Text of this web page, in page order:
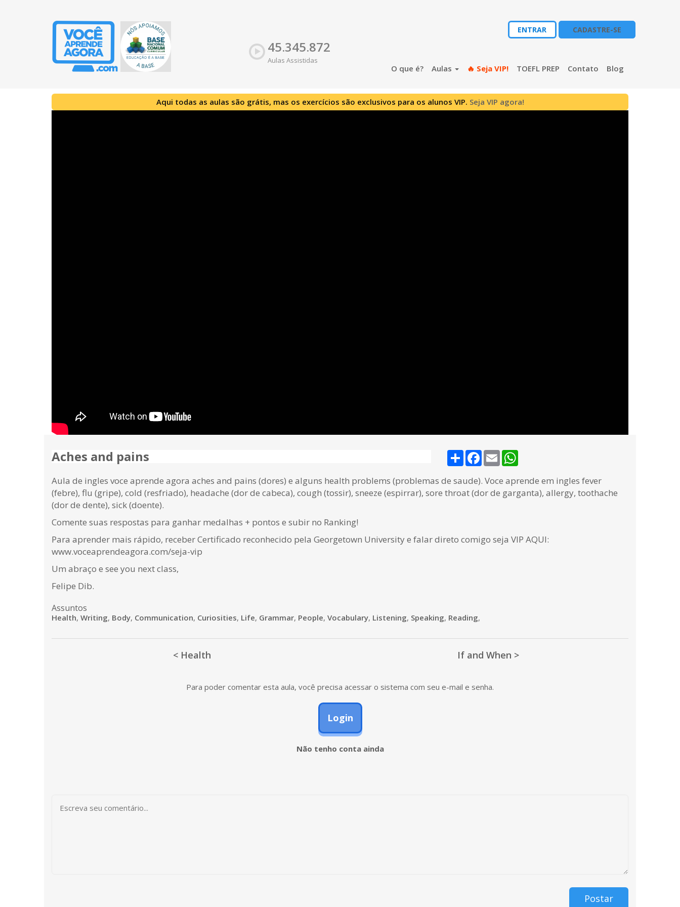
ENTRAR CADASTRE-SE
45.345.872
Aulas Assistidas
O que é? Aulas 🔥 Seja VIP! TOEFL PREP Contato Blog
Aqui todas as aulas são grátis, mas os exercícios são exclusivos para os alunos VIP. Seja VIP agora!
Aches and pains Share Facebook
Email
Aula de ingles voce aprende agora aches and pains (dores) e alguns health problems (problemas de saude). Voce aprende em ingles fever
(febre), flu (gripe), cold (resfriado), headache (dor de cabeca), cough (tossir), sneeze (espirrar), sore throat (dor de garganta), allergy, toothache
(dor de dente), sick (doente).
Comente suas respostas para ganhar medalhas + pontos e subir no Ranking!
Para aprender mais rápido, receber Certificado reconhecido pela Georgetown University e falar direto comigo seja VIP AQUI:
www.voceaprendeagora.com/seja-vip
Um abraço e see you next class,
Felipe Dib.
Assuntos
Health, Writing, Body, Communication, Curiosities, Life, Grammar, People, Vocabulary, Listening, Speaking, Reading,
< Health If and When >
Para poder comentar esta aula, você precisa acessar o sistema com seu e-mail e senha.
Login
Não tenho conta ainda
Postar